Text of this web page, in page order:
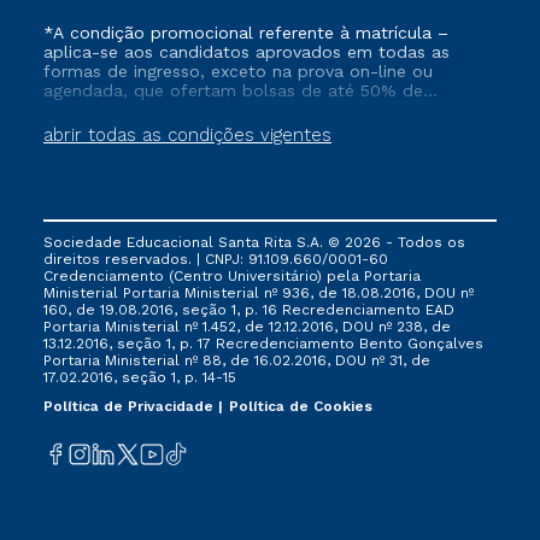
abrir todas as condições vigentes
*A condição promocional referente à matrícula –
aplica-se aos candidatos aprovados em todas as
formas de ingresso, exceto na prova on-line ou
agendada, que ofertam bolsas de até 50% de
que ainda não tenham efetivado e/ou não tenham
cancelado ou trancado sua matrícula em uma das
FIES, Prouni e outros programas governamentais, e
não se acumula com nenhuma outra campanha
ofertada pela Instituição.
Sociedade Educacional Santa Rita S.A. © 2026 - Todos os
direitos reservados. | CNPJ: 91.109.660/0001-60
Credenciamento (Centro Universitário) pela Portaria
Ministerial Portaria Ministerial nº 936, de 18.08.2016, DOU nº
160, de 19.08.2016, seção 1, p. 16 Recredenciamento EAD
Portaria Ministerial nº 1.452, de 12.12.2016, DOU nº 238, de
13.12.2016, seção 1, p. 17 Recredenciamento Bento Gonçalves
Portaria Ministerial nº 88, de 16.02.2016, DOU nº 31, de
17.02.2016, seção 1, p. 14-15
Política de Privacidade
Política de Cookies